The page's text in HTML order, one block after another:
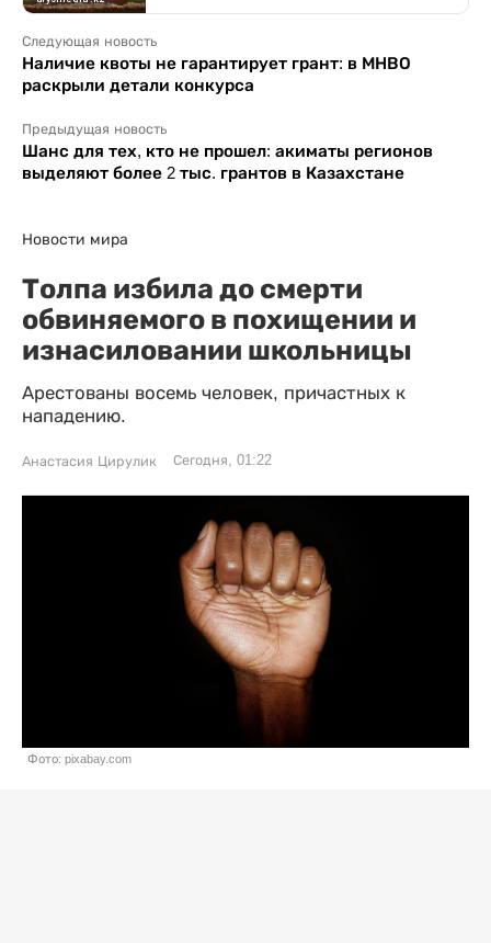
Следующая новость
Наличие квоты не гарантирует грант: в МНВО
раскрыли детали конкурса
Предыдущая новость
Шанс для тех, кто не прошел: акиматы регионов
выделяют более 2 тыс. грантов в Казахстане
Новости мира
Толпа избила до смерти
обвиняемого в похищении и
изнасиловании школьницы
Арестованы восемь человек, причастных к
нападению.
Анастасия Цирулик Сегодня, 01:22
Фото: pixabay.com